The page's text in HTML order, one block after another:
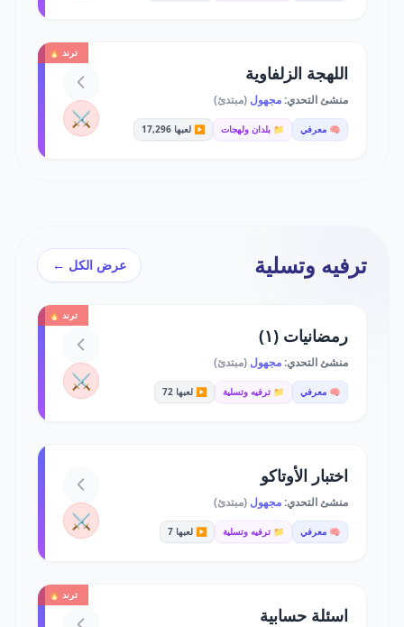
ترند 🔥
اللهجة الزلفاوية
منشئ التحدي:مجهول (مبتدئ)
🧠 معرفي 📁 بلدان ولهجات ▶️ لعبها 17,296 ⚔️
ترفيه وتسلية عرض الكل ←
ترند 🔥
رمضانيات (١)
منشئ التحدي:مجهول (مبتدئ)
🧠 معرفي 📁 ترفيه وتسلية ▶️ لعبها 72 ⚔️
اختبار الأوتاكو
منشئ التحدي:مجهول (مبتدئ)
🧠 معرفي 📁 ترفيه وتسلية ▶️ لعبها 7 ⚔️
ترند 🔥
اسئلة حسابية